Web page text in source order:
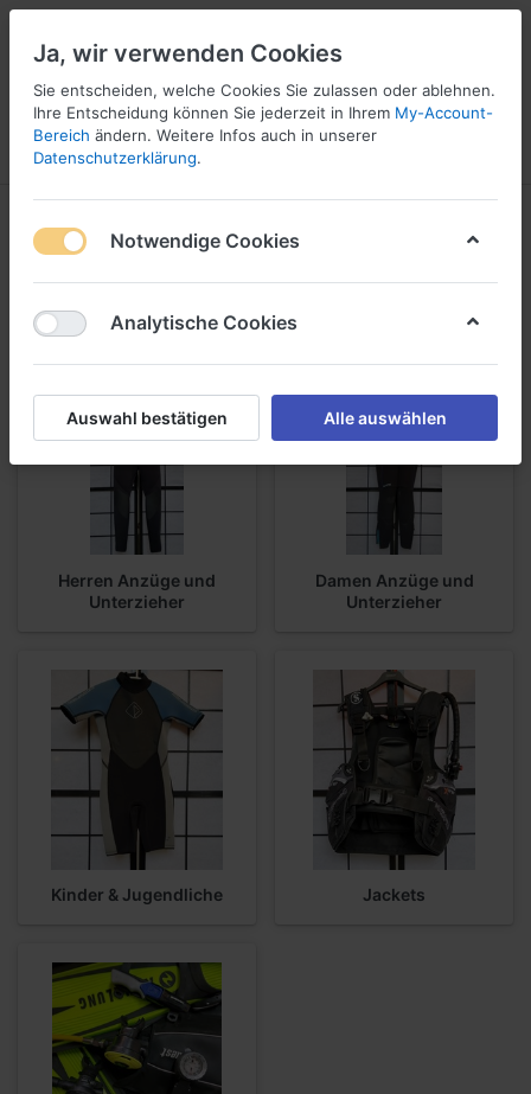
Menü Anmelden
16
Occasion / gebrauchte Artikel
Occasion / gebrauchte Artikel
Herren Anzüge und
Unterzieher
Damen Anzüge und
Unterzieher
Kinder & Jugendliche Jackets
Ja, wir verwenden Cookies
Sie entscheiden, welche Cookies Sie zulassen oder ablehnen.
Ihre Entscheidung können Sie jederzeit in Ihrem My-Account-
Bereich ändern. Weitere Infos auch in unserer
Datenschutzerklärung.
Notwendige Cookies
Analytische Cookies
Auswahl bestätigen Alle auswählen